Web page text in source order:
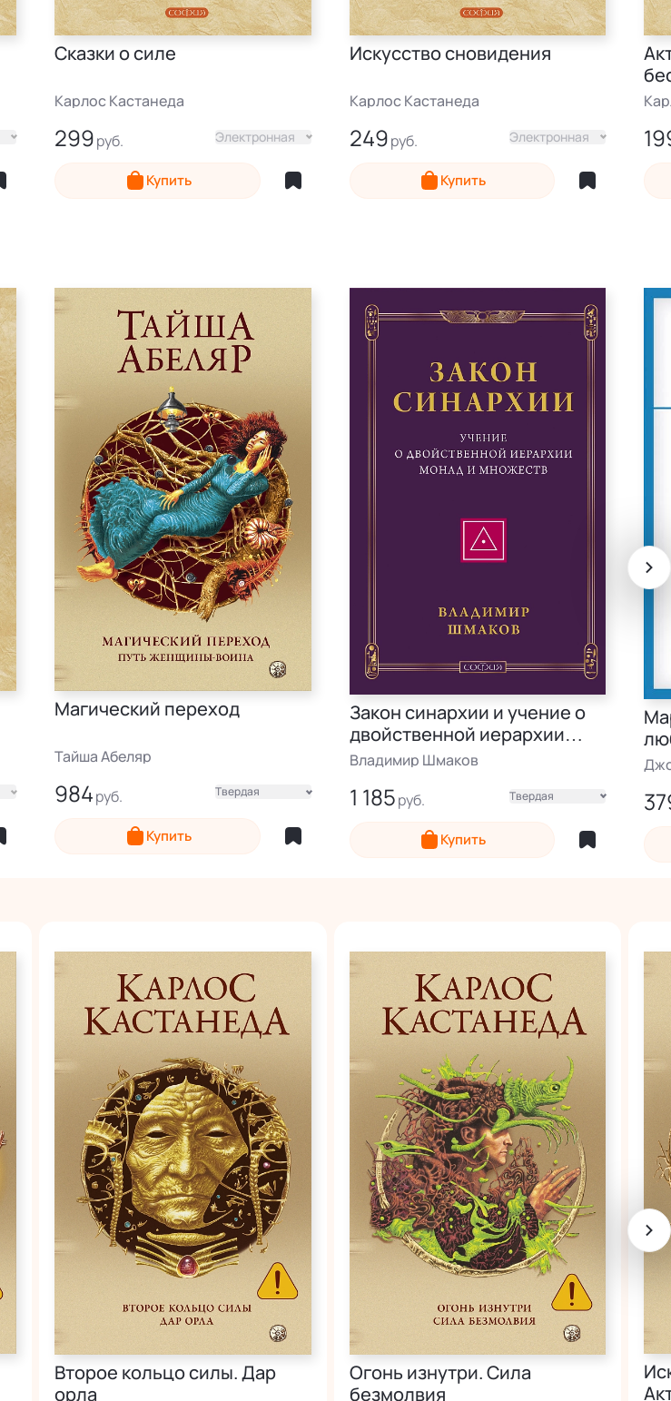
Сказки о силе
Карлос Кастанеда
299 Электронная
Купить
Искусство сновидения
Карлос Кастанеда
249 Электронная
Купить
Магический переход
Тайша Абеляр
984 Твердая
Электронная
Купить
Закон синархии и учение о
двойственной иерархии
монад и множеств
Владимир Шмаков
1 185 Твердая
Электронная
Купить
Второе кольцо силы. Дар
орла
Огонь изнутри. Сила
безмолвия